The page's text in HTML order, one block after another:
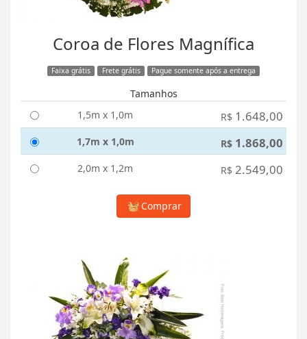
Coroa de Flores Magnífica
Faixa grátis Frete grátis Pague somente após a entrega
Tamanhos
1,5m x 1,0m
R$ 1.648,00
1,7m x 1,0m R$ 1.868,00
2,0m x 1,2m R$ 2.549,00
Comprar